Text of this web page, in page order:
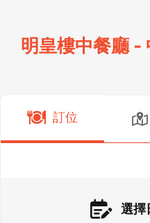
明皇樓中餐廳 -
訂位
選擇